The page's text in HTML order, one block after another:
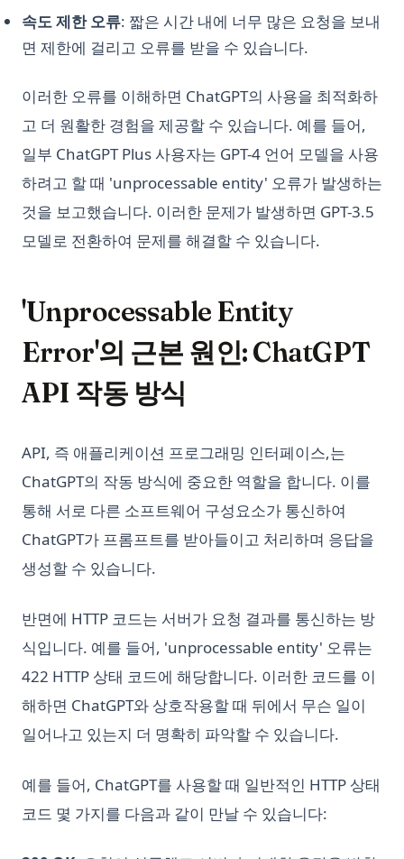
속도 제한 오류: 짧은 시간 내에 너무 많은 요청을 보내
면 제한에 걸리고 오류를 받을 수 있습니다.
이러한 오류를 이해하면 ChatGPT의 사용을 최적화하
고 더 원활한 경험을 제공할 수 있습니다. 예를 들어,
일부 ChatGPT Plus 사용자는 GPT-4 언어 모델을 사용
하려고 할 때 'unprocessable entity' 오류가 발생하는
것을 보고했습니다. 이러한 문제가 발생하면 GPT-3.5
모델로 전환하여 문제를 해결할 수 있습니다.
'Unprocessable Entity
Error'의 근본 원인: ChatGPT
API 작동 방식
API, 즉 애플리케이션 프로그래밍 인터페이스,는
ChatGPT의 작동 방식에 중요한 역할을 합니다. 이를
통해 서로 다른 소프트웨어 구성요소가 통신하여
ChatGPT가 프롬프트를 받아들이고 처리하며 응답을
생성할 수 있습니다.
반면에 HTTP 코드는 서버가 요청 결과를 통신하는 방
식입니다. 예를 들어, 'unprocessable entity' 오류는
422 HTTP 상태 코드에 해당합니다. 이러한 코드를 이
해하면 ChatGPT와 상호작용할 때 뒤에서 무슨 일이
일어나고 있는지 더 명확히 파악할 수 있습니다.
예를 들어, ChatGPT를 사용할 때 일반적인 HTTP 상태
코드 몇 가지를 다음과 같이 만날 수 있습니다: